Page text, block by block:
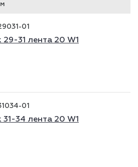
01
31 лента 20 W1
01
34 лента 20 W1